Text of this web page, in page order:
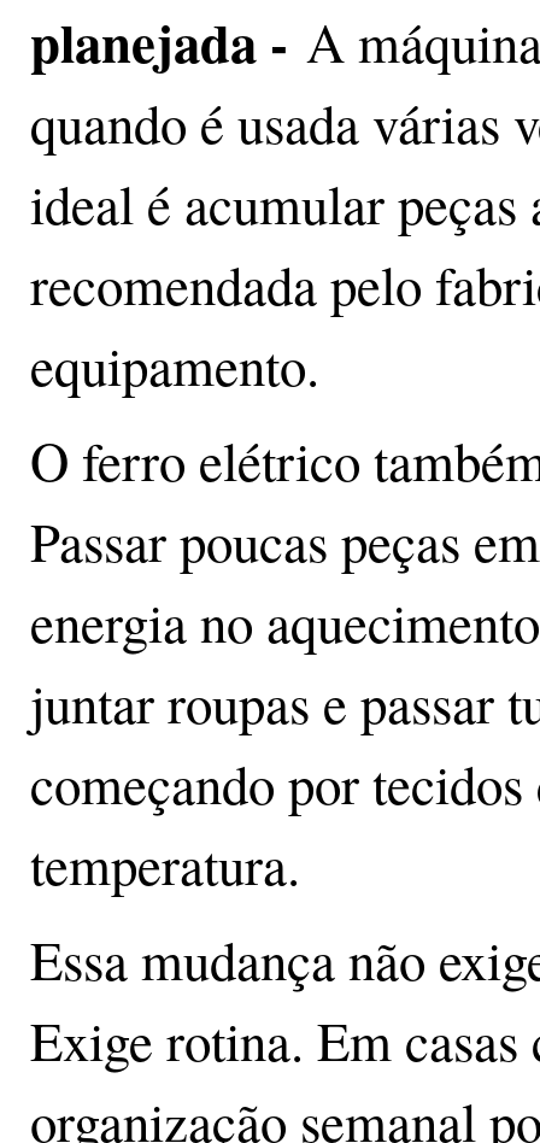
planejada - A
quando é usada várias
ideal é acumular
recomendada pelo
equipamento.
O ferro elétrico
Passar poucas peças
energia no
juntar roupas e passar
começando por
temperatura.
Essa mudança não
Exige rotina. Em casas
organização semanal